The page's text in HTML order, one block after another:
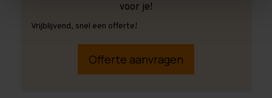
voor je!
Vrijblijvend, snel een offerte!
Offerte aanvragen